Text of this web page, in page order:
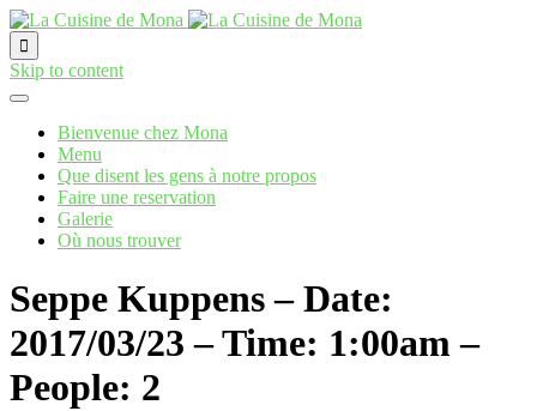

Skip to content
Bienvenue chez Mona
Menu
Que disent les gens à notre propos
Faire une reservation
Galerie
Où nous trouver
Seppe Kuppens – Date:
2017/03/23 – Time: 1:00am –
People: 2